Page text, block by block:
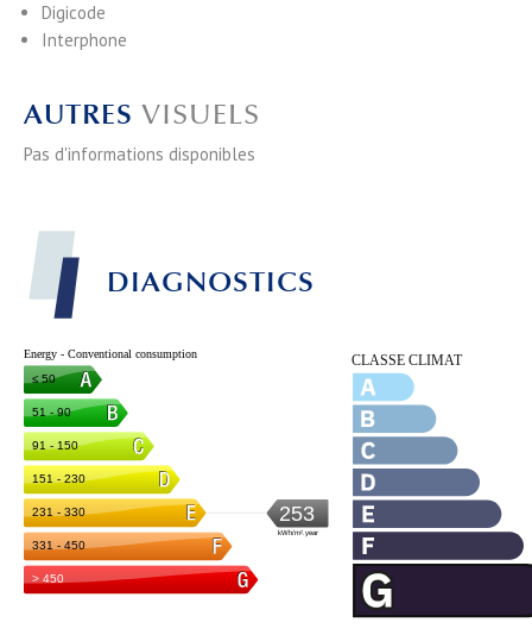
Digicode
Interphone
AUTRES VISUELS
Pas d'informations disponibles
DIAGNOSTICS